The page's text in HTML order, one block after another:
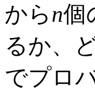
からn個
るか、
でプロ